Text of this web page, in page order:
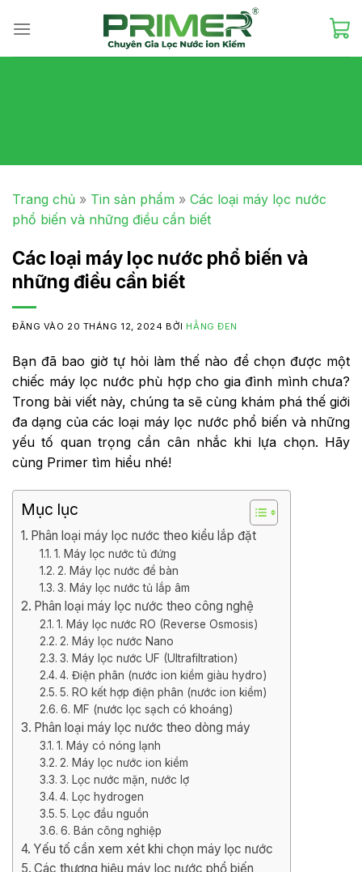
Trang chủ » Tin sản phẩm » Các loại máy lọc nước
phổ biến và những điều cần biết
Các loại máy lọc nước phổ biến và
những điều cần biết
ĐĂNG VÀO 20 THÁNG 12, 2024 BỞI HẰNG ĐEN
Bạn đã bao giờ tự hỏi làm thế nào để chọn được một
chiếc máy lọc nước phù hợp cho gia đình mình chưa?
Trong bài viết này, chúng ta sẽ cùng khám phá thế giới
đa dạng của các loại máy lọc nước phổ biến và những
yếu tố quan trọng cần cân nhắc khi lựa chọn. Hãy
cùng Primer tìm hiểu nhé!
Mục lục
Phân loại máy lọc nước theo kiểu lắp đặt
1. Máy lọc nước tủ đứng
2. Máy lọc nước để bàn
3. Máy lọc nước tủ lắp âm
Phân loại máy lọc nước theo công nghệ
1. Máy lọc nước RO (Reverse Osmosis)
2. Máy lọc nước Nano
3. Máy lọc nước UF (Ultrafiltration)
4. Điện phân (nước ion kiềm giàu hydro)
5. RO kết hợp điện phân (nước ion kiềm)
6. MF (nước lọc sạch có khoáng)
Phân loại máy lọc nước theo dòng máy
1. Máy có nóng lạnh
2. Máy lọc nước ion kiềm
3. Lọc nước mặn, nước lợ
4. Lọc hydrogen
5. Lọc đầu nguồn
6. Bán công nghiệp
Yếu tố cần xem xét khi chọn máy lọc nước
Các thương hiệu máy lọc nước phổ biến